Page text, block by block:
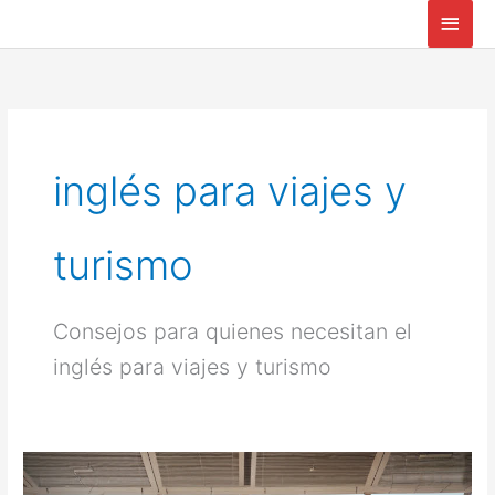
inglés para viajes y
turismo
Consejos para quienes necesitan el
inglés para viajes y turismo
Inglés